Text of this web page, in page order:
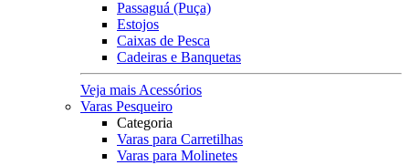
Passaguá (Puça)
Estojos
Caixas de Pesca
Cadeiras e Banquetas
Veja mais Acessórios
Varas Pesqueiro
Categoria
Varas para Carretilhas
Varas para Molinetes